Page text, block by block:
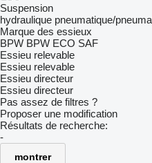
Suspension
hydraulique pneumatique/
Marque des essieux
BPW BPW ECO SAF
Essieu relevable
Essieu relevable
Essieu directeur
Essieu directeur
Pas assez de filtres ?
Proposer une modification
Résultats de recherche:
-
montrer